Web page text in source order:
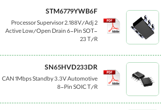
STM6779YWB6F
Processor Supervisor 2.188V/Adj 2
Active Low/Open Drain 6-Pin SOT-
23 T/R
SN65HVD233DR
CAN 1Mbps Standby 3.3V Automotive
8-Pin SOIC T/R